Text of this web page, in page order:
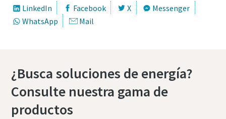
LinkedIn Facebook X
Messenger
WhatsApp
Mail
¿Busca soluciones de energía?
Consulte nuestra gama de
productos